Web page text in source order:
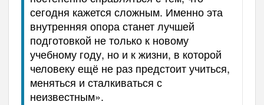
сегодня кажется сложным. Именно эта
внутренняя опора станет лучшей
подготовкой не только к новому
учебному году, но и к жизни, в которой
человеку ещё не раз предстоит учиться,
меняться и сталкиваться с
неизвестным».